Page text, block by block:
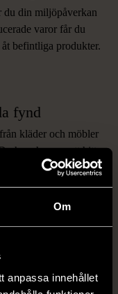
Om
anpassa innehållet
du din miljöpåverkan
varor får du
befintliga produkter.
fynd
kläder och möbler
har chansen att hitta
i vanliga butiker.
om denna